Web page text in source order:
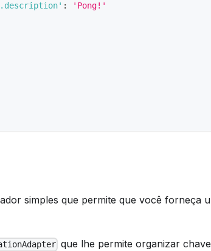
:
'Pong!'
simples que permite que você forneça
que lhe permite organizar